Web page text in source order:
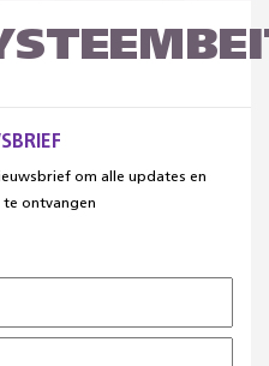
om alle updates en
ontvangen